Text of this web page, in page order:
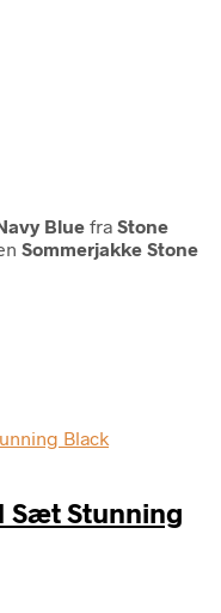
Blue fra Stone
Sommerjakke Stone
Sæt Stunning